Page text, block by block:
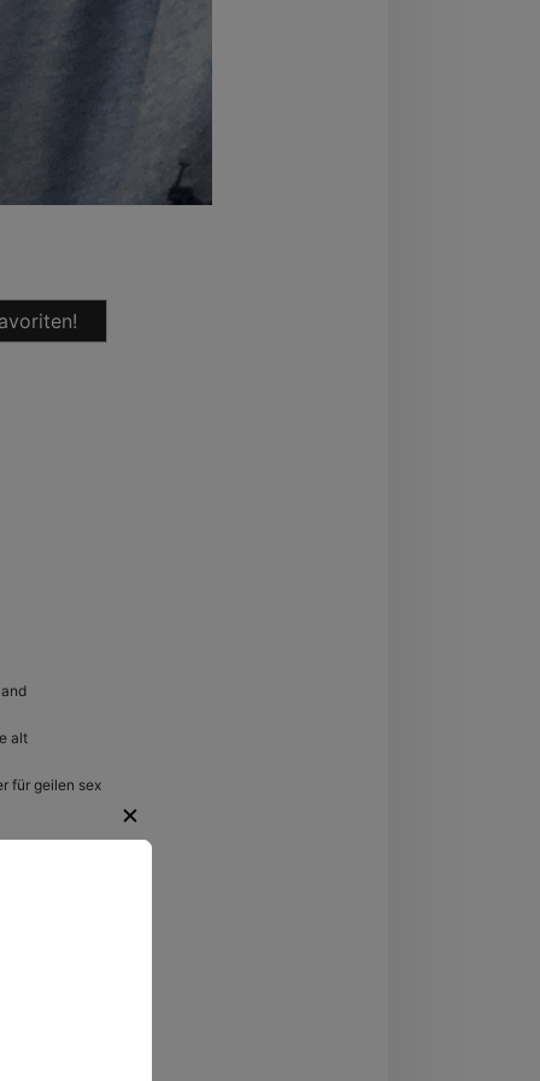
alt
für geilen sex
✕